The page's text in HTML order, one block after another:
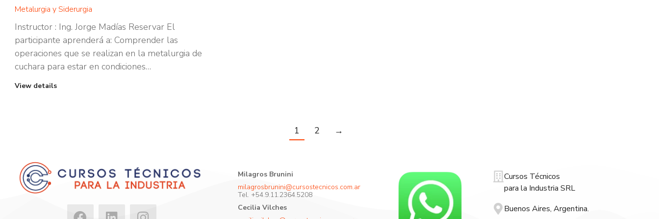
Metalurgia y Siderurgia
Instructor : Ing. Jorge Madías Reservar El
participante aprenderá a: Comprender las
operaciones que se realizan en la metalurgia de
cuchara para estar en condiciones…
View details
1 2 →
Milagros Brunini
milagrosbrunini@cursostecnicos.com.ar
Tel. +54.9.11.2364.5208
Cecilia Vilches
Cursos Técnicos
para la Industria SRL
Buenos Aires, Argentina.